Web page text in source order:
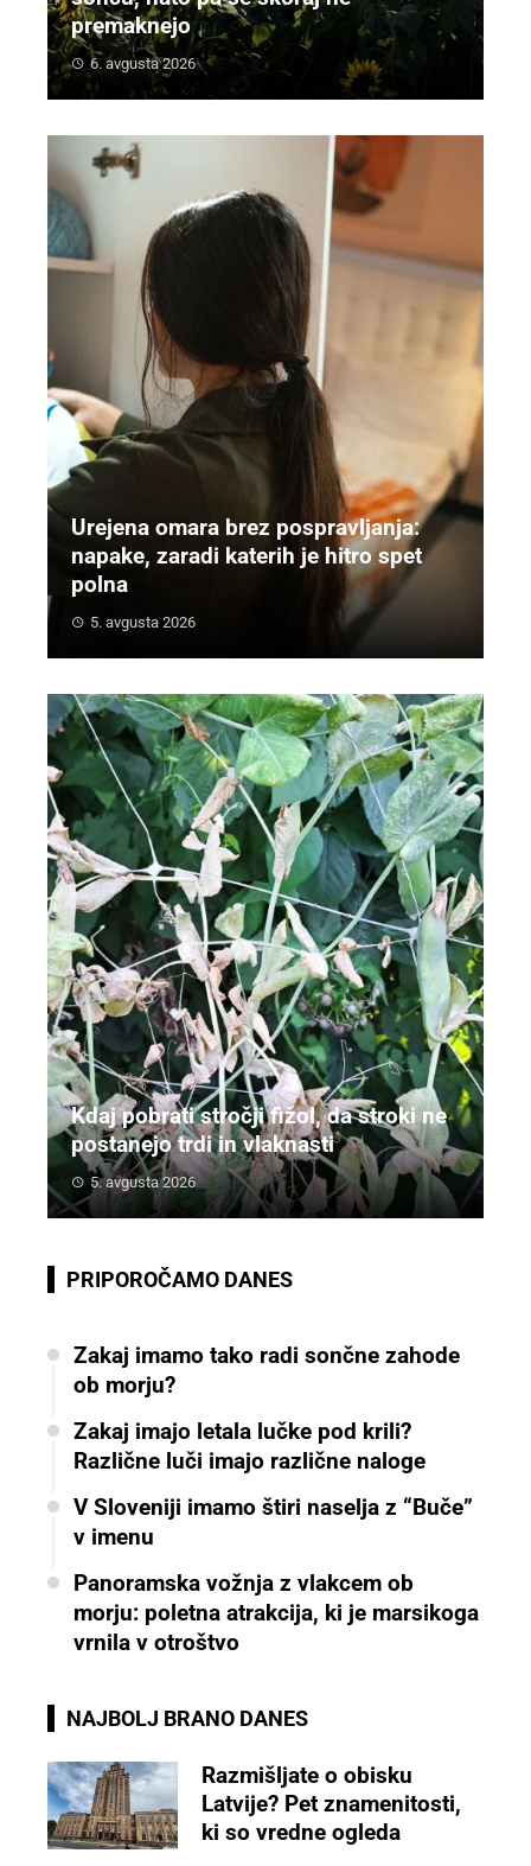
premaknejo
6. avgusta 2026
Urejena omara brez pospravljanja:
napake, zaradi katerih je hitro spet
polna
5. avgusta 2026
Kdaj pobrati stročji fižol, da stroki ne
postanejo trdi in vlaknasti
5. avgusta 2026
PRIPOROČAMO DANES
Zakaj imamo tako radi sončne zahode
ob morju?
Zakaj imajo letala lučke pod krili?
Različne luči imajo različne naloge
V Sloveniji imamo štiri naselja z “Buče”
v imenu
Panoramska vožnja z vlakcem ob
morju: poletna atrakcija, ki je marsikoga
vrnila v otroštvo
NAJBOLJ BRANO DANES
Razmišljate o obisku
Latvije? Pet znamenitosti,
ki so vredne ogleda